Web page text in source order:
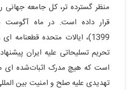
منظر گسترده‌ تر، کل جامعه جهانی
قرار داده است. در ماه آگوست
1399)، ایالات‌ متحده قطعنامه‌
تحریم تسلیحاتی علیه ایران
تهدیدی علیه صلح و امنیت بین‌